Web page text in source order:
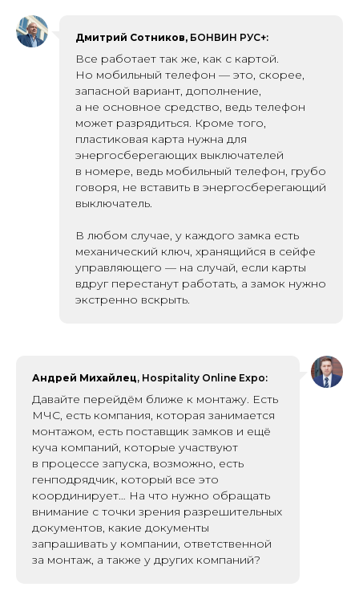
Дмитрий Сотников, БОНВИН РУС+:
Все работает так же, как с картой.
Но мобильный телефон — это, скорее,
запасной вариант, дополнение,
а не основное средство, ведь телефон
может разрядиться. Кроме того,
пластиковая карта нужна для
энергосберегающих выключателей
в номере, ведь мобильный телефон, грубо
говоря, не вставить в энергосберегающий
выключатель.
В любом случае, у каждого замка есть
механический к люч, хранящийся в сейфе
управляющего — на случай, если карты
вдруг перестанут работать, а замок нужно
экстренно вскрыть.
Андрей Михайлец, Hospitality Online Expo:
Давайте перейдём ближе к монтажу. Есть
МЧС, есть компания, которая занимается
монтажом, есть поставщик замков и ещё
куча компаний, которые участвуют
в процессе запуска, возможно, есть
генподрядчик, который все это
координирует… На что нужно обращать
внимание с точки зрения разрешительных
документов, какие документы
запрашивать у компании, ответственной
за монтаж, а также у других компаний?